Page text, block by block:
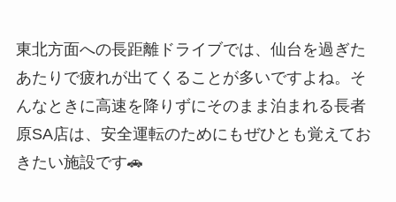
東北方面への長距離ドライブでは、仙台を過ぎた
あたりで疲れが出てくることが多いですよね。そ
んなときに高速を降りずにそのまま泊まれる長者
原SA店は、安全運転のためにもぜひとも覚えてお
きたい施設です🚗